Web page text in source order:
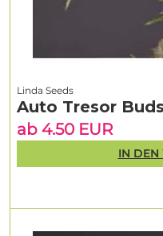
Linda Seeds
Auto Tresor Buds
ab 4.50 EUR
IN DEN